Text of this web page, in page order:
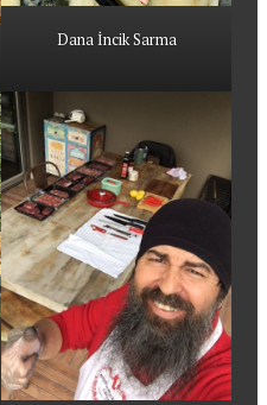
Dana İncik Sarma